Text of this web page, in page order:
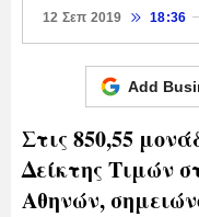
12 Σεπ 2019 18:36
Add
Στις 850,55
Δείκτης Τιμών
Αθηνών,